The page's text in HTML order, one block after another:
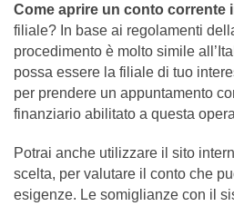
Come aprire un conto corrente
filiale? In base ai regolamenti
procedimento è molto simile
possa essere la filiale di tuo
per prendere un appuntamento
finanziario abilitato a questa
Potrai anche utilizzare il sito
scelta, per valutare il conto che
esigenze. Le somiglianze con il